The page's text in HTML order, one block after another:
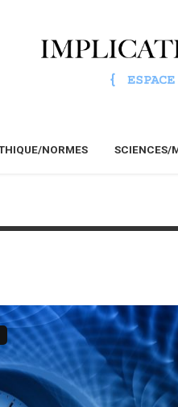
NORMES SCIENCES/